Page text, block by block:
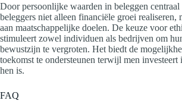
Door persoonlijke waarden in beleggen centraal
beleggers niet alleen financiële groei realiseren,
aan maatschappelijke doelen. De keuze voor
stimuleert zowel individuen als bedrijven om
bewustzijn te vergroten. Het biedt de
toekomst te ondersteunen terwijl men
hen is.
FAQ